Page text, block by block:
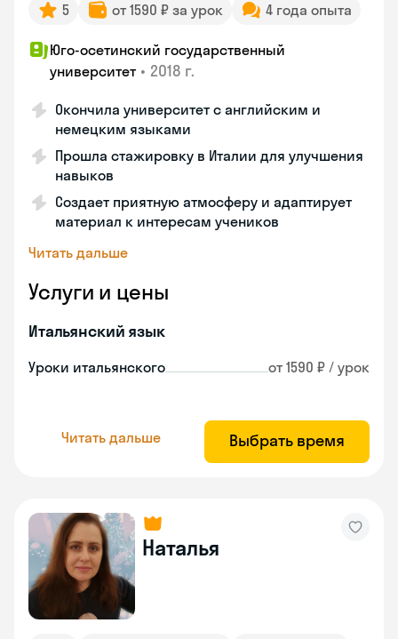
5 от 1590 ₽ за урок 4 года опыта
Юго-осетинский государственный
университет • 2018 г.
Окончила университет с английским и
немецким языками
Прошла стажировку в Италии для улучшения
навыков
Создает приятную атмосферу и адаптирует
материал к интересам учеников
Читать дальше
Услуги и цены
Итальянский язык
Уроки итальянского от 1590 ₽ / урок
Читать дальше Выбрать время
Наталья